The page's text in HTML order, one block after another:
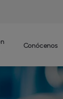
Conócenos